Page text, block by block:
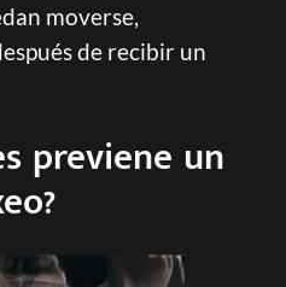
moverse,
de recibir un
previene un